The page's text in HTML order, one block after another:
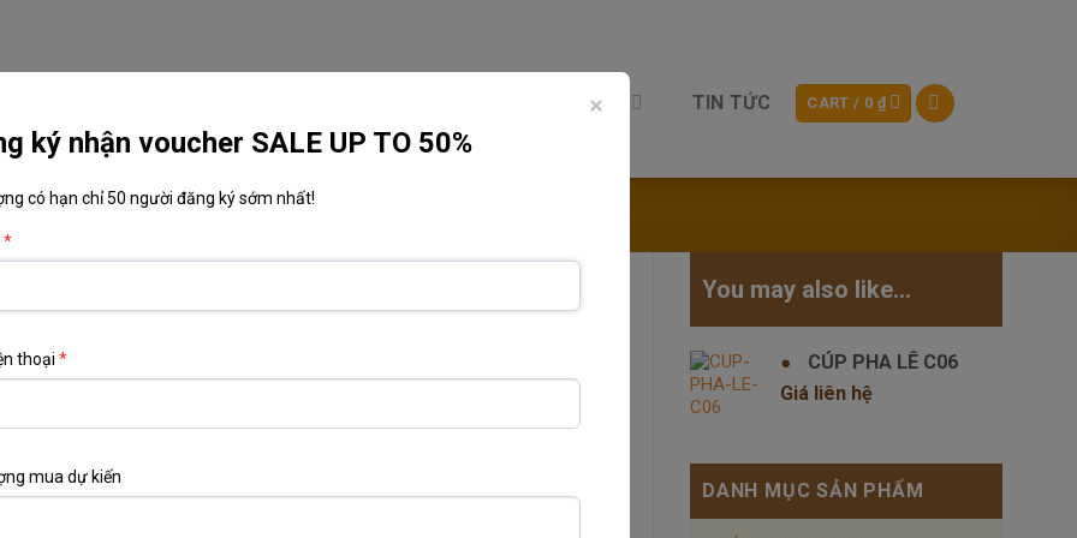
DANH MỤC SẢN PHẨM TIN TỨC CART / 0 ₫
You may also like…
CÚP PHA LÊ C06
Giá liên hệ
DANH MỤC SẢN PHẨM
Pha lê nguyên khối
Trong suốt
ký nhận voucher SALE UP TO 50%
có hạn chỉ 50 người đăng ký sớm nhất!
*
thoại *
mua dự kiến